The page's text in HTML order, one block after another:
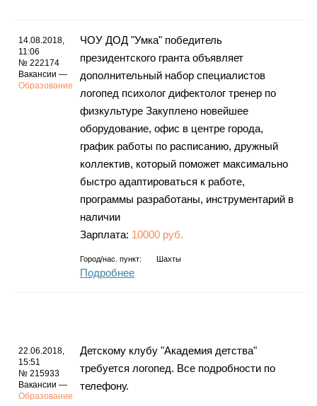
14.08.2018,
11:06
№ 222174
Вакансии —
Образование
ЧОУ ДОД "Умка" победитель
президентского гранта объявляет
дополнительный набор специалистов
логопед психолог дифектолог тренер по
физкультуре Закуплено новейшее
оборудование, офис в центре города,
график работы по расписанию, дружный
коллектив, который поможет максимально
быстро адаптироваться к работе,
программы разработаны, инструментарий в
наличии
Зарплата: 10000 руб.
Город/нас. пункт: Шахты
Подробнее
22.06.2018,
15:51
№ 215933
Вакансии —
Образование
Детскому клубу "Академия детства"
требуется логопед. Все подробности по
телефону.